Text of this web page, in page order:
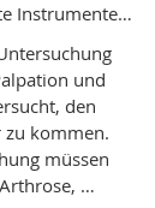
Instrumente
ist es,
und
ein
und
den
zu kommen.
müssen